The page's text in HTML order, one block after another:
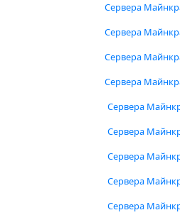
Сервера
Сервера
Сервера
Сервера
Сервера
Сервера
Сервера
Сервера
Сервера